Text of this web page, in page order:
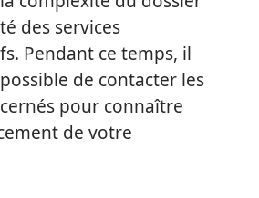
des services
Pendant ce temps, il
de contacter les
pour connaître
de votre